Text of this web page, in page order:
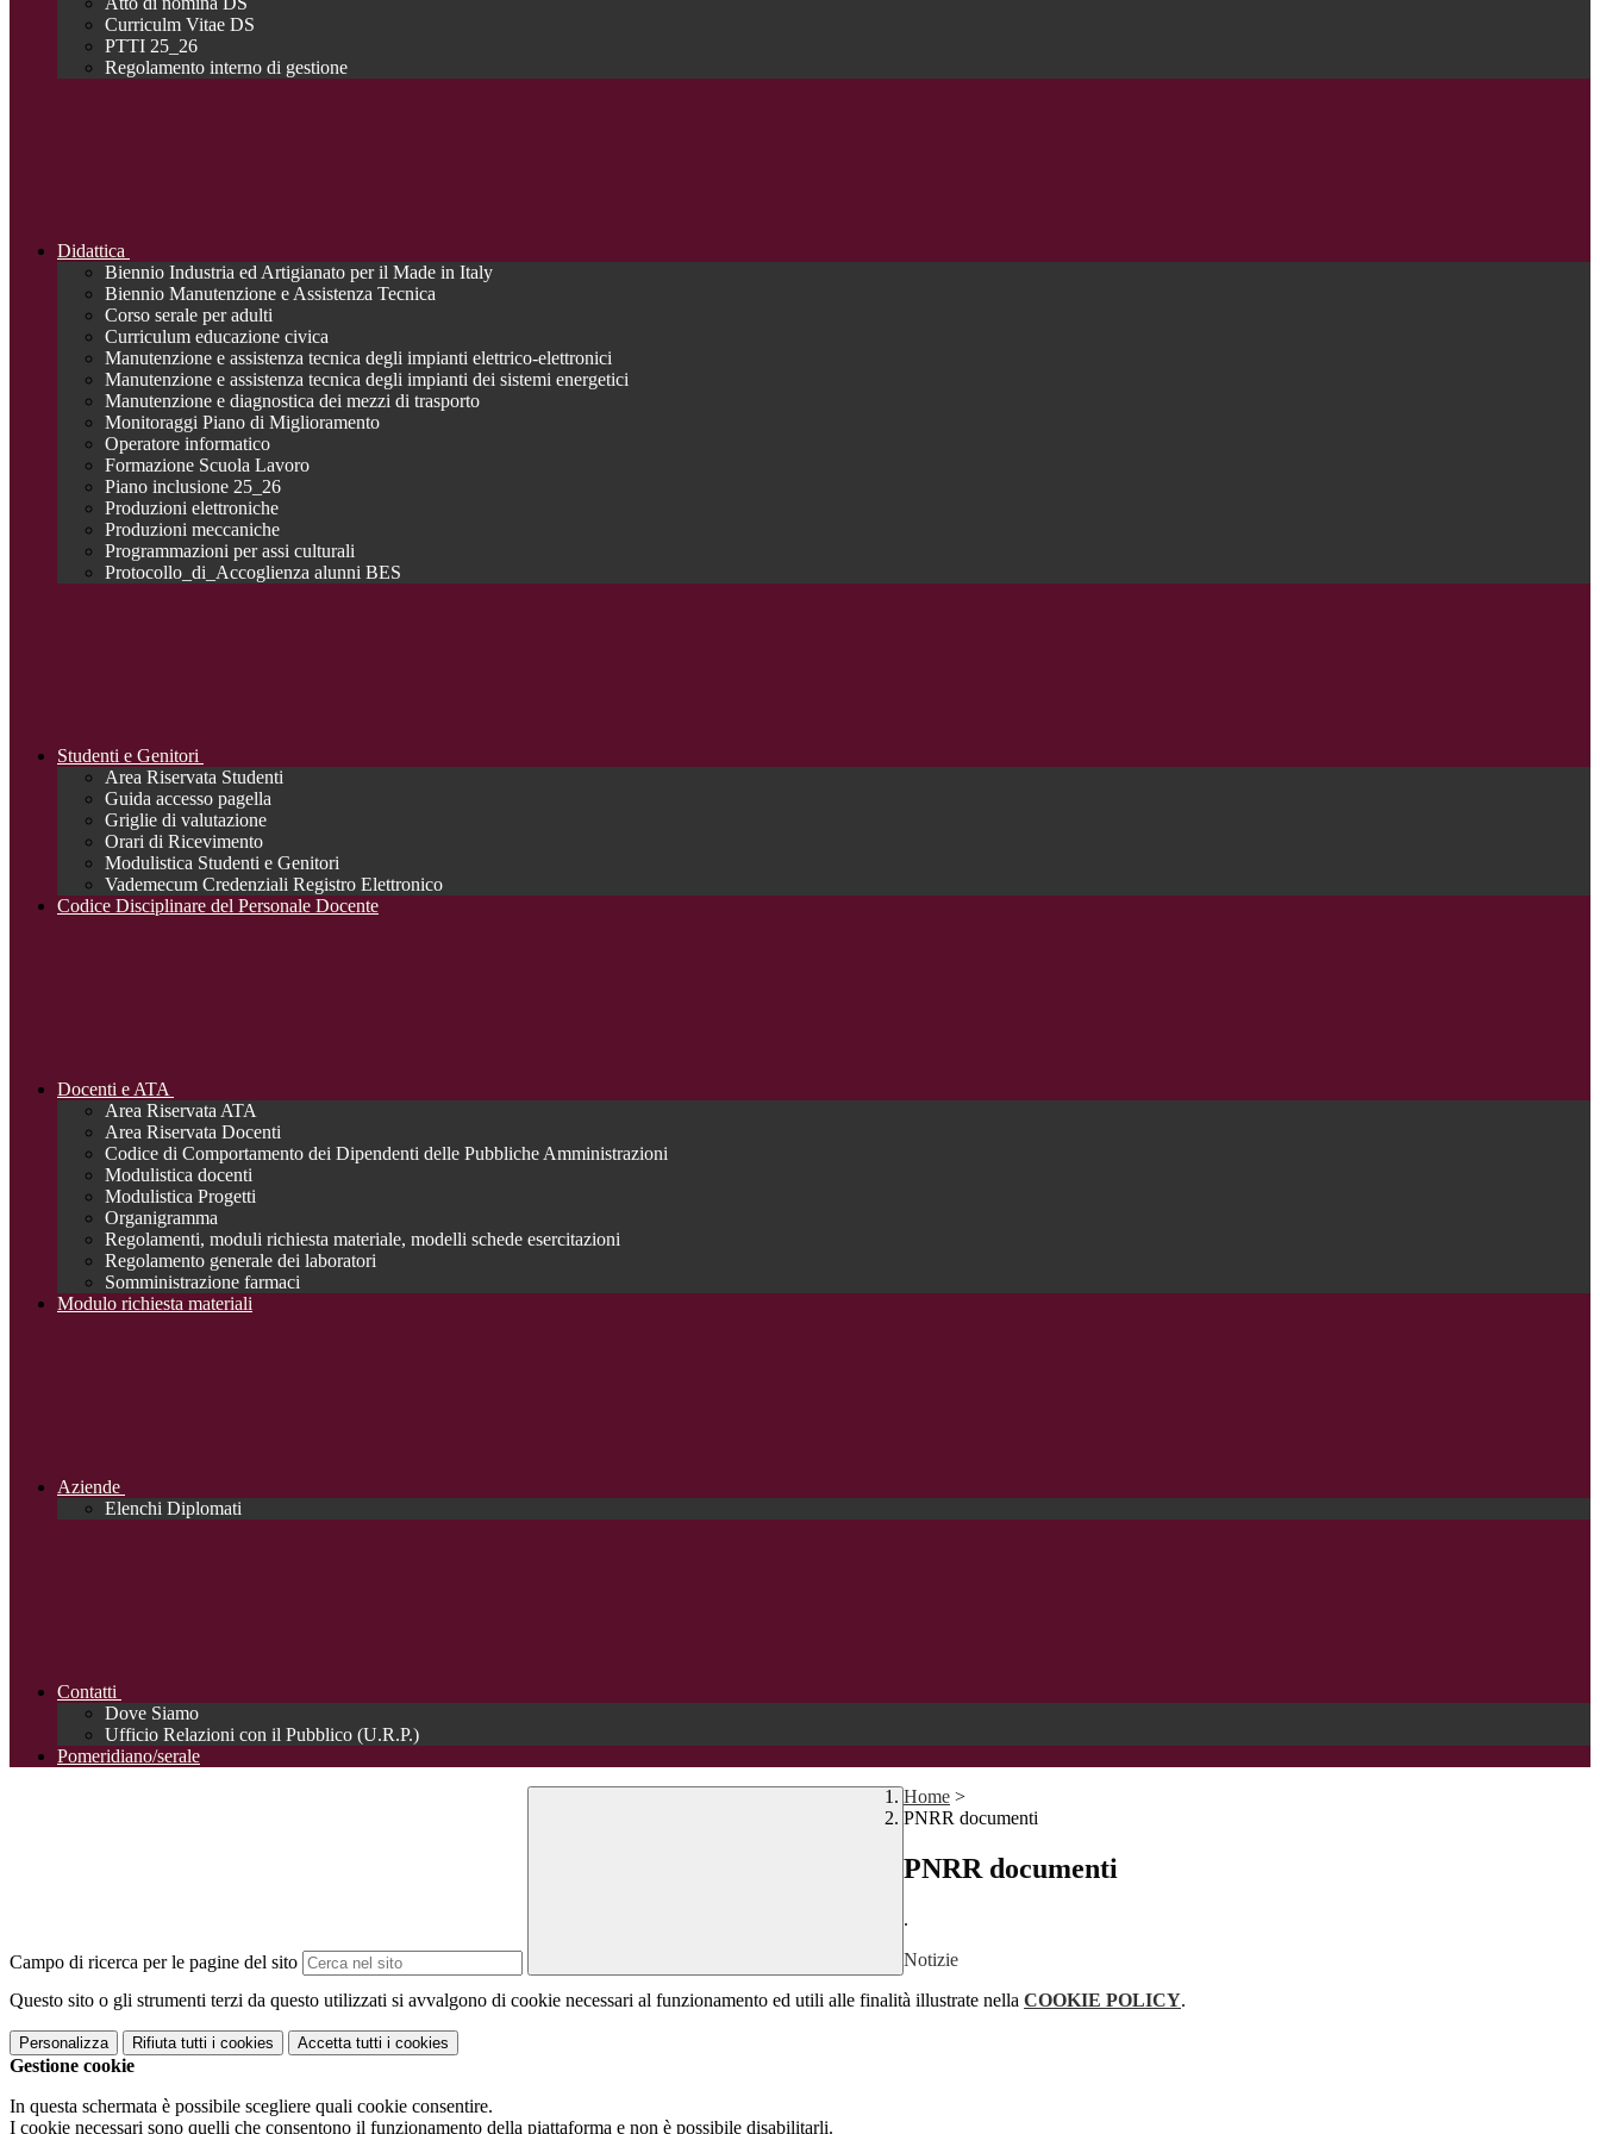
Curriculm Vitae DS
PTTI 25_26
Regolamento interno di gestione
Didattica
Biennio Industria ed Artigianato per il Made in Italy
Biennio Manutenzione e Assistenza Tecnica
Corso serale per adulti
Curriculum educazione civica
Manutenzione e assistenza tecnica degli impianti elettrico-elettronici
Manutenzione e assistenza tecnica degli impianti dei sistemi energetici
Manutenzione e diagnostica dei mezzi di trasporto
Monitoraggi Piano di Miglioramento
Operatore informatico
Formazione Scuola Lavoro
Piano inclusione 25_26
Produzioni elettroniche
Produzioni meccaniche
Programmazioni per assi culturali
Protocollo_di_Accoglienza alunni BES
Studenti e Genitori
Area Riservata Studenti
Guida accesso pagella
Griglie di valutazione
Orari di Ricevimento
Modulistica Studenti e Genitori
Vademecum Credenziali Registro Elettronico
Codice Disciplinare del Personale Docente
Docenti e ATA
Area Riservata ATA
Area Riservata Docenti
Codice di Comportamento dei Dipendenti delle Pubbliche Amministrazioni
Modulistica docenti
Modulistica Progetti
Organigramma
Regolamenti, moduli richiesta materiale, modelli schede esercitazioni
Regolamento generale dei laboratori
Somministrazione farmaci
Modulo richiesta materiali
Aziende
Elenchi Diplomati
Contatti
Dove Siamo
Ufficio Relazioni con il Pubblico (U.R.P.)
Pomeridiano/serale
Campo di ricerca per le pagine del sito
Home >
PNRR documenti
PNRR documenti
.
Notizie
Questo sito o gli strumenti terzi da questo utilizzati si avvalgono di cookie necessari al funzionamento ed utili alle finalità illustrate nella COOKIE POLICY.
Personalizza Rifiuta tutti i cookies Accetta tutti i cookies
Gestione cookie
In questa schermata è possibile scegliere quali cookie consentire.
I cookie necessari sono quelli che consentono il funzionamento della piattaforma e non è possibile disabilitarli.